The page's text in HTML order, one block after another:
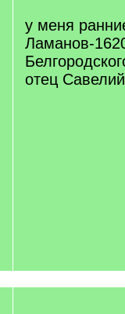
у меня
Ламанов-
отец